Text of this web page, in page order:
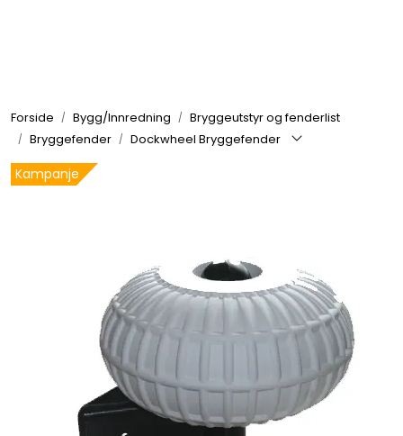
Forside Bygg/Innredning
Bryggeutstyr og fenderlist
Bryggefender
Dockwheel Bryggefender
Kampanje
Elektrisk
Bygg/Innredning
Motor/Styring
Fortøyning